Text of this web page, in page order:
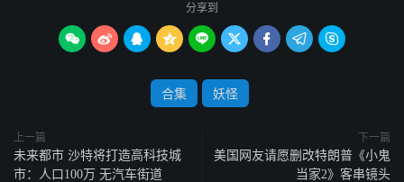
分享到
        
合集 妖怪
上一篇
未来都市 沙特将打造高科技城
市：人口100万 无汽车街道
下一篇
美国网友请愿删改特朗普《小鬼
当家2》客串镜头